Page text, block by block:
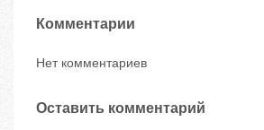
Комментарии
Нет комментариев
Оставить комментарий